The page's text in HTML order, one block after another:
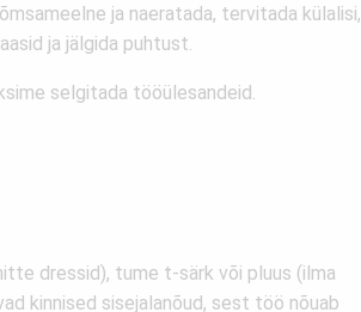
ja naeratada, tervitada külalisi,
ja jälgida puhtust.
selgitada tööülesandeid.
dressid), tume t-särk või pluus (ilma
kinnised sisejalanõud, sest töö nõuab